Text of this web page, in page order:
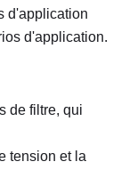
d'application
d'application.
de filtre, qui
tension et la